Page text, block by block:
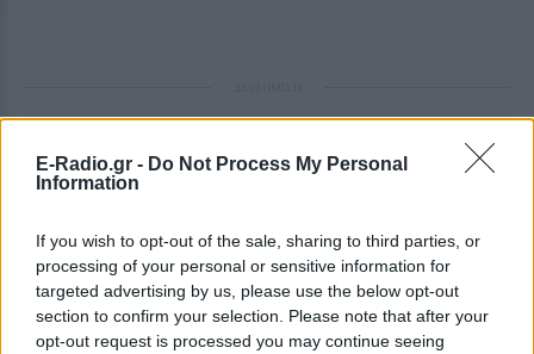
E-Radio.gr - Do Not Process My Personal
Information
If you wish to opt-out of the sale, sharing to third parties, or
processing of your personal or sensitive information for
targeted advertising by us, please use the below opt-out
section to confirm your selection. Please note that after your
opt-out request is processed you may continue seeing